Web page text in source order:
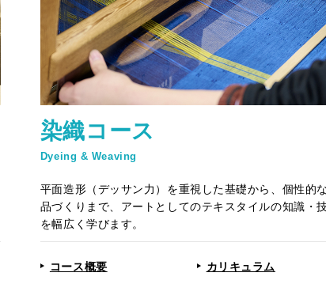
染織コース
Dyeing & Weaving
平面造形（デッサン力）を重視した基礎から、個性的
品づくりまで、アートとしてのテキスタイルの知識・
を幅広く学びます。
コース概要
カリキュラム